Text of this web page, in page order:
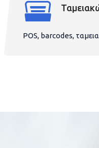
POS, barcodes,